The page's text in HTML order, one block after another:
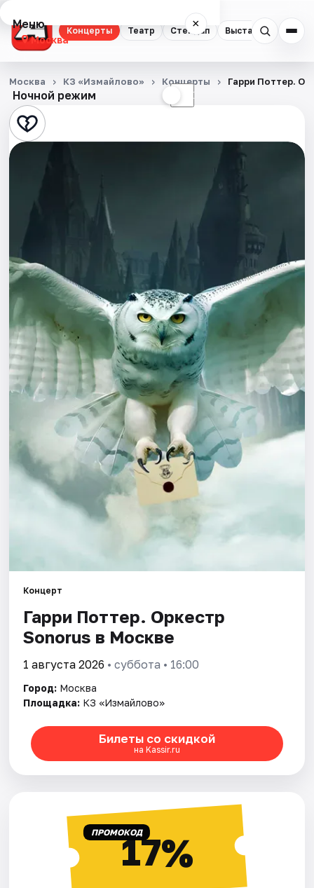
Концерты Театр Стендап Выставки
Меню ×
Москва
Концерты
Театр
Стендап
Спорт
События
Города
Площадки
Рейтинги
Ночной режим ☾
Москва КЗ «Измайлово» Концерты Гарри Поттер.
Концерт
Гарри Поттер. Оркестр
Sonorus в Москве
1 августа 2026 • суббота • 16:00
Город: Москва
Площадка: КЗ «Измайлово»
Билеты со скидкой
на Kassir.ru
ПРОМОКОД17%